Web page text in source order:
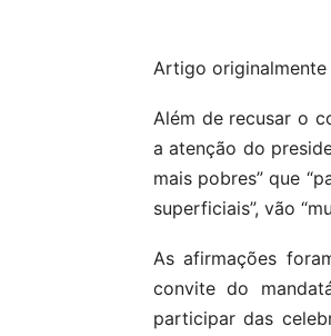
Artigo
Além de recusar o
a atenção do
mais pobres” que
superficiais”, vão
As afirmações
convite do
participar das